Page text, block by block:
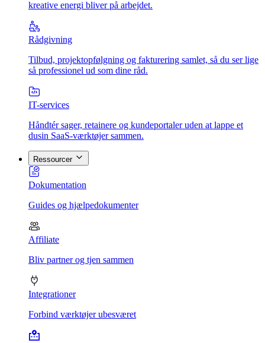
kreative energi bliver på arbejdet.
Rådgivning
Tilbud, projektopfølgning og fakturering samlet, så du ser lige
så professionel ud som dine råd.
IT-services
Håndtér sager, retainere og kundeportaler uden at lappe et
dusin SaaS-værktøjer sammen.
Ressourcer
Dokumentation
Guides og hjælpedokumenter
Affiliate
Bliv partner og tjen sammen
Integrationer
Forbind værktøjer ubesværet